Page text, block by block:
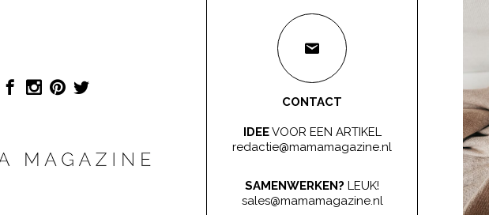
CONTACT
IDEEVOOR EEN ARTIKEL
redactie@mamamagazine.nl
SAMENWERKEN? LEUK!
sales@mamamagazine.nl